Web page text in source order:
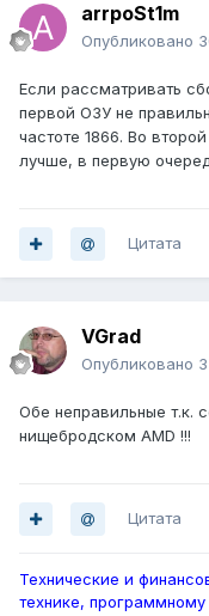
arrpoSt1m
Опубликовано
Если рассматривать
первой ОЗУ не
частоте 1866. Во
лучше, в первую
Цитата
VGrad
Опубликовано
Обе неправильные т.к.
нищебродском AMD !!!
Цитата
Технические и
технике,